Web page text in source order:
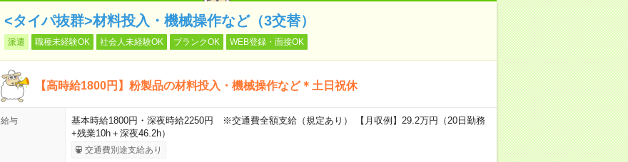
<タイパ抜群>材料投入・機械操作など（3交替）
派遣 職種未経験OK 社会人未経験OK ブランクOK WEB登録・面接OK
【高時給1800円】粉製品の材料投入・機械操作など＊土日祝休
給与
基本時給1800円・深夜時給2250円 ※交通費全額支給（規定あり） 【月収例】29.2万円（20日勤務
+残業10h＋深夜46.2h）
交通費別途支給あり